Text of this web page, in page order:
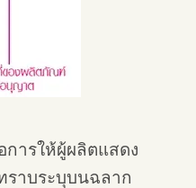
ารให้ผู้ผลิตแสดง
ราบระบุบนฉลาก